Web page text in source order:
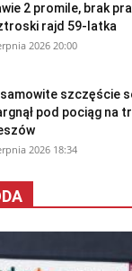
2 promile, brak
rajd 59-latka
2026 20:00
szczęście
pod pociąg na
2026 18:34